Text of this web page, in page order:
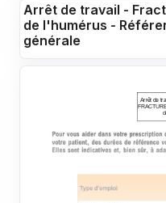
Arrêt de travail -
de l'humérus -
générale